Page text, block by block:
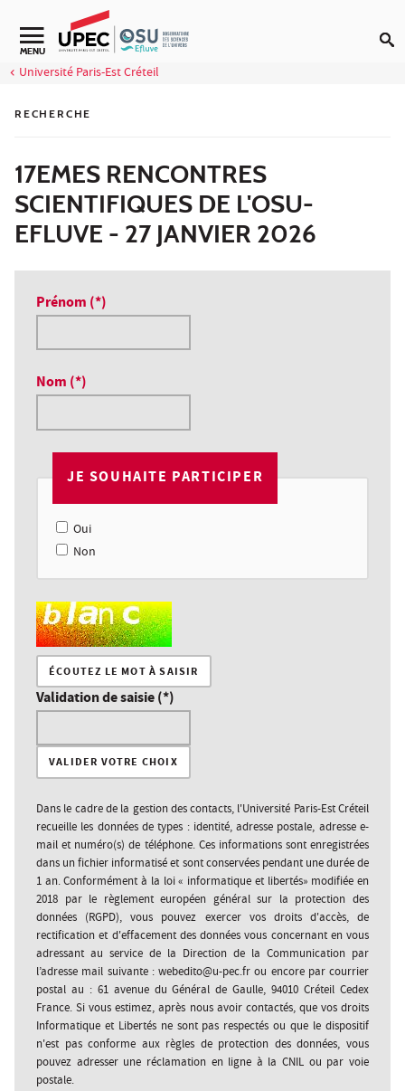
Aller au contenu
Navigation secondaire
MENU
Université Paris-Est Créteil
RECHERCHE
17EMES RENCONTRES
SCIENTIFIQUES DE L'OSU-
EFLUVE - 27 JANVIER 2026
Prénom (*)
Nom (*)
JE SOUHAITE PARTICIPER
Oui
Non
Champ pour les robots. Si vous êtes humains, merci de le
ÉCOUTEZ LE MOT À SAISIR
Validation de saisie (*)
Dans le cadre de la gestion des contacts, l'Université Paris-Est Créteil
recueille les données de types : identité, adresse postale, adresse e-
mail et numéro(s) de téléphone. Ces informations sont enregistrées
dans un fichier informatisé et sont conservées pendant une durée de
1 an. Conformément à la loi « informatique et libertés» modifiée en
2018 par le règlement européen général sur la protection des
données (RGPD), vous pouvez exercer vos droits d'accès, de
rectification et d'effacement des données vous concernant en vous
adressant au service de la Direction de la Communication par
l’adresse mail suivante : webedito@u-pec.fr ou encore par courrier
postal au : 61 avenue du Général de Gaulle, 94010 Créteil Cedex
France. Si vous estimez, après nous avoir contactés, que vos droits
Informatique et Libertés ne sont pas respectés ou que le dispositif
n'est pas conforme aux règles de protection des données, vous
pouvez adresser une réclamation en ligne à la CNIL ou par voie
postale.